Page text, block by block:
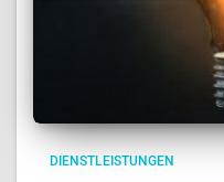
DIENSTLEISTUNGEN